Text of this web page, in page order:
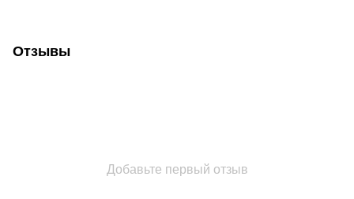
Отзывы
Добавьте первый отзыв